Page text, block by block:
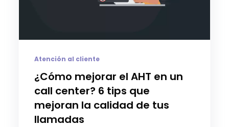
Atención al cliente
¿Cómo mejorar el AHT en un
call center? 6 tips que
mejoran la calidad de tus
llamadas